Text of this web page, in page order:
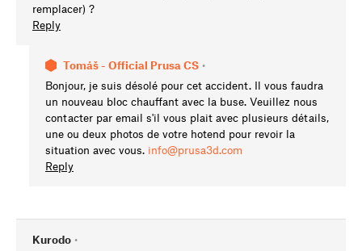
remplacer) ?
Reply
Tomáš - Official Prusa CS •
Bonjour, je suis désolé pour cet accident. Il vous faudra
un nouveau bloc chauffant avec la buse. Veuillez nous
contacter par email s'il vous plait avec plusieurs détails,
une ou deux photos de votre hotend pour revoir la
situation avec vous. info@prusa3d.com
Reply
Kurodo •